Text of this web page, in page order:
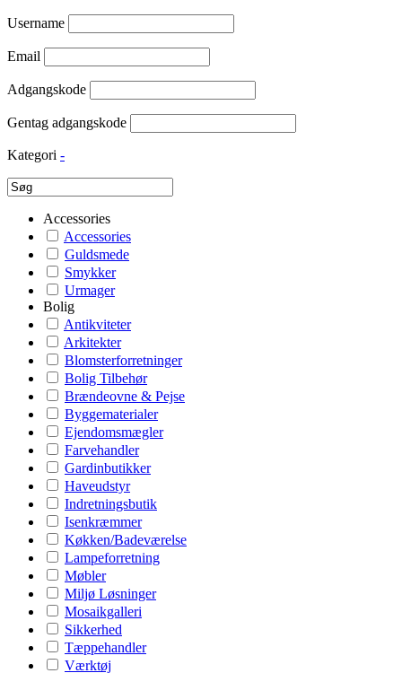
Username
Email
Adgangskode
Gentag adgangskode
Kategori -
Accessories
Accessories
Guldsmede
Smykker
Urmager
Bolig
Antikviteter
Arkitekter
Blomsterforretninger
Bolig Tilbehør
Brændeovne & Pejse
Byggematerialer
Ejendomsmægler
Farvehandler
Gardinbutikker
Haveudstyr
Indretningsbutik
Isenkræmmer
Køkken/Badeværelse
Lampeforretning
Møbler
Miljø Løsninger
Mosaikgalleri
Sikkerhed
Tæppehandler
Værktøj